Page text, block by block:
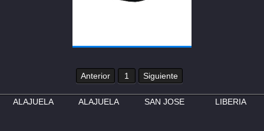
Anterior 1 Siguiente
ALAJUELA ALAJUELA SAN JOSE LIBERIA